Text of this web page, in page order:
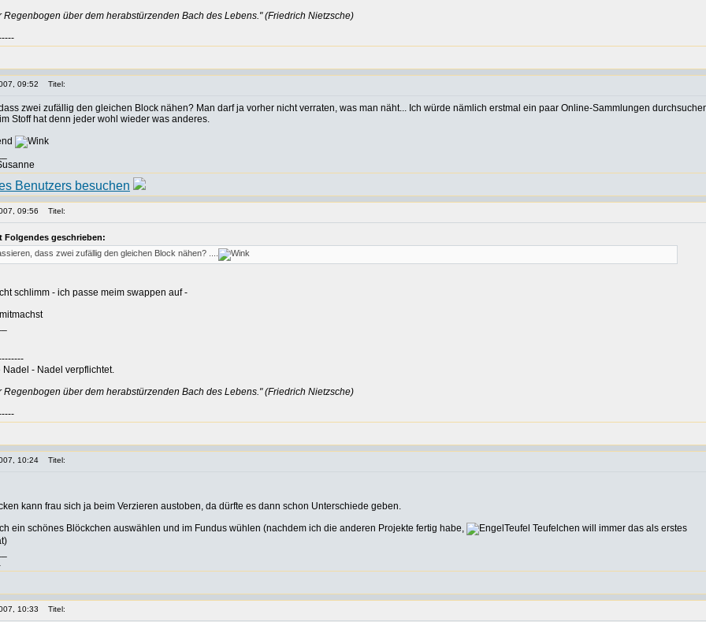
Regenbogen über dem herabstürzenden Bach des Lebens." (Friedrich Nietzsche)
09:52 Titel:
zwei zufällig den gleichen Block nähen? Man darf ja vorher nicht verraten, was man näht... Ich würde nämlich erstmal ein paar Online-Sammlungen
Stoff hat denn jeder wohl wieder was anderes.
09:56 Titel:
Folgendes geschrieben:
dass zwei zufällig den gleichen Block nähen? ....
schlimm - ich passe meim swappen auf -
- Nadel verpflichtet.
Regenbogen über dem herabstürzenden Bach des Lebens." (Friedrich Nietzsche)
10:24 Titel:
kann frau sich ja beim Verzieren austoben, da dürfte es dann schon Unterschiede geben.
ein schönes Blöckchen auswählen und im Fundus wühlen (nachdem ich die anderen Projekte fertig habe,
Teufelchen will immer das als erstes
10:33 Titel: